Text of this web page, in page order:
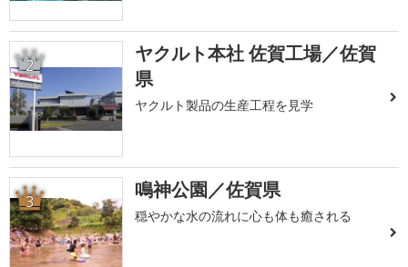
2
ヤクルト本社 佐賀工場／佐賀
県
ヤクルト製品の生産工程を見学
3 鳴神公園／佐賀県
穏やかな水の流れに心も体も癒される